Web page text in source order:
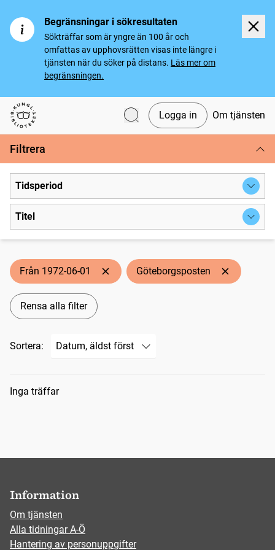
Begränsningar i sökresultaten
Sökträffar som är yngre än 100 år och
omfattas av upphovsrätten visas inte längre i
tjänsten när du söker på distans. Läs mer om
begränsningen.
Svenska tidningar
Logga in Om tjänsten
Filtrera
Tidsperiod
Titel
Från 1972-06-01 Göteborgsposten
Rensa alla filter
Sortera:
Sökresultat
Inga träffar
Information
Om tjänsten
Alla tidningar A-Ö
Hantering av personuppgifter